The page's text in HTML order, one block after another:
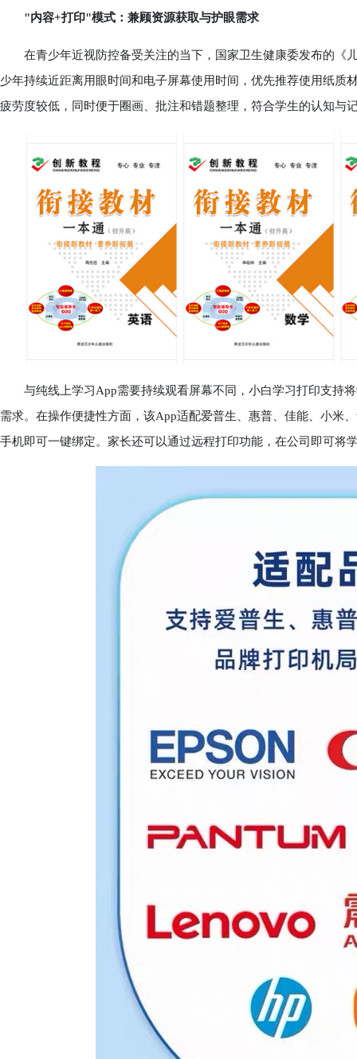
"内容+打印"模式：兼顾资源获取与护眼需求
在青少年近视防控备受关注的当下，国家卫生健康委发布的《
少年持续近距离用眼时间和电子屏幕使用时间，优先推荐使用纸质
疲劳度较低，同时便于圈画、批注和错题整理，符合学生的认知与
与纯线上学习App需要持续观看屏幕不同，小白学习打印支持
需求。在操作便捷性方面，该App适配爱普生、惠普、佳能、小米
手机即可一键绑定。家长还可以通过远程打印功能，在公司即可将